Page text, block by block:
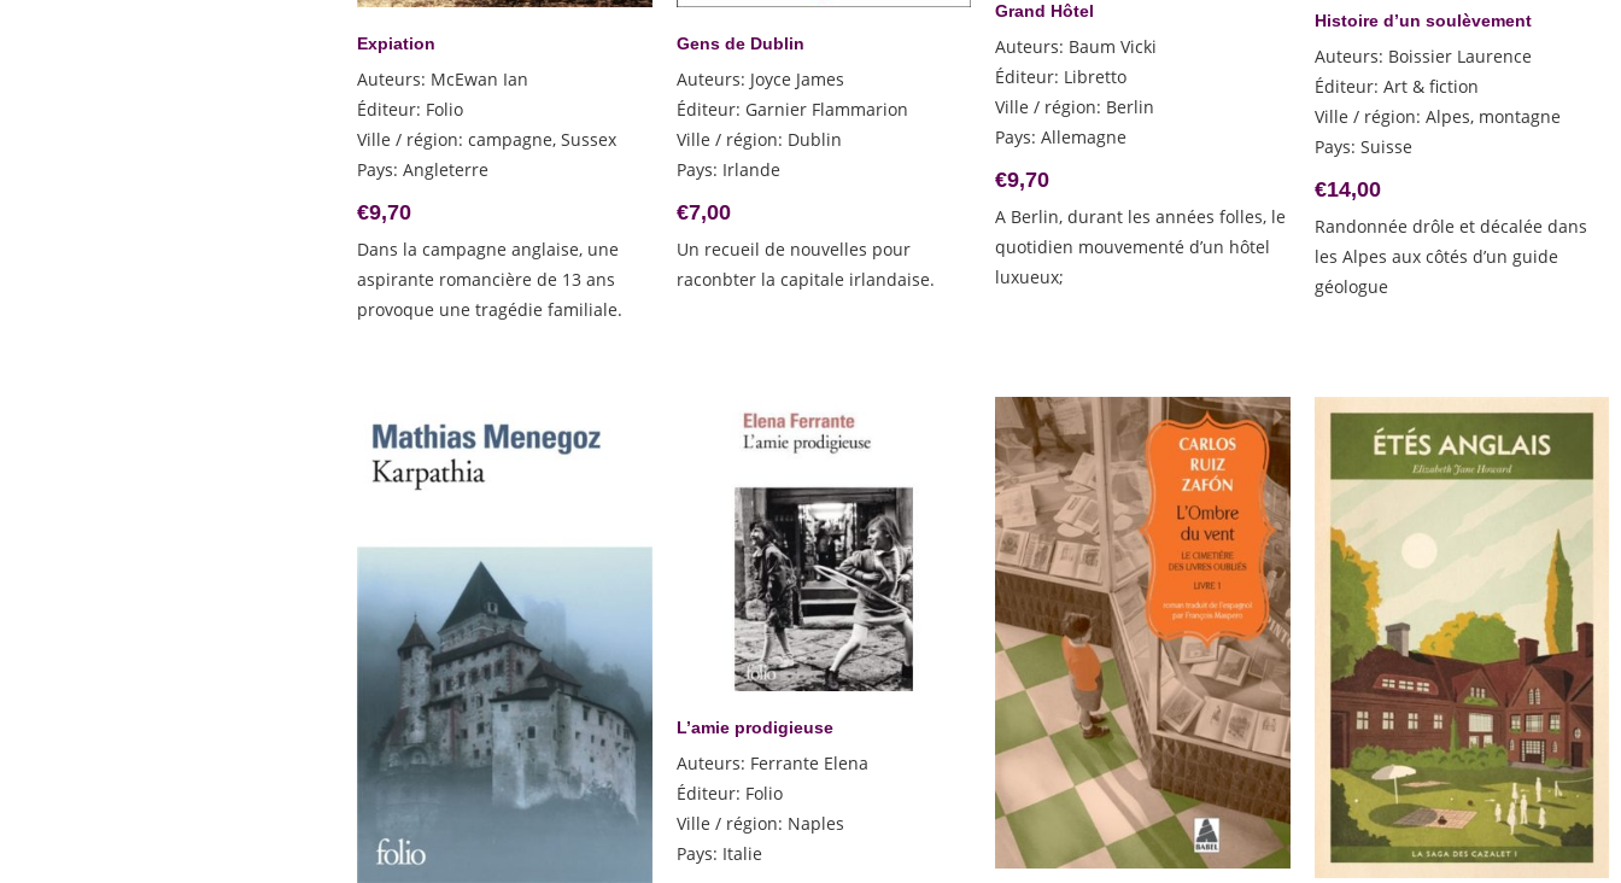
Expiation
Auteurs: McEwan Ian
Éditeur: Folio
Ville / région:campagne, Sussex
Pays:Angleterre
€9,70
Dans la campagne anglaise, une
aspirante romancière de 13 ans
provoque une tragédie familiale.
Gens de Dublin
Auteurs: Joyce James
Éditeur: Garnier Flammarion
Ville / région: Dublin
Pays: Irlande
€7,00
Un recueil de nouvelles pour
raconbter la capitale irlandaise.
Grand Hôtel
Auteurs: Baum Vicki
Éditeur: Libretto
Ville / région: Berlin
Pays:Allemagne
€9,70
A Berlin, durant les années folles, le
quotidien mouvementé d’un hôtel
luxueux;
Histoire d’un soulèvement
Auteurs: Boissier Laurence
Éditeur: Art & fiction
Ville / région: Alpes, montagne
Pays: Suisse
€14,00
Randonnée drôle et décalée dans
les Alpes aux côtés d’un guide
géologue
L’amie prodigieuse
Auteurs: Ferrante Elena
Éditeur: Folio
Ville / région: Naples
Pays: Italie